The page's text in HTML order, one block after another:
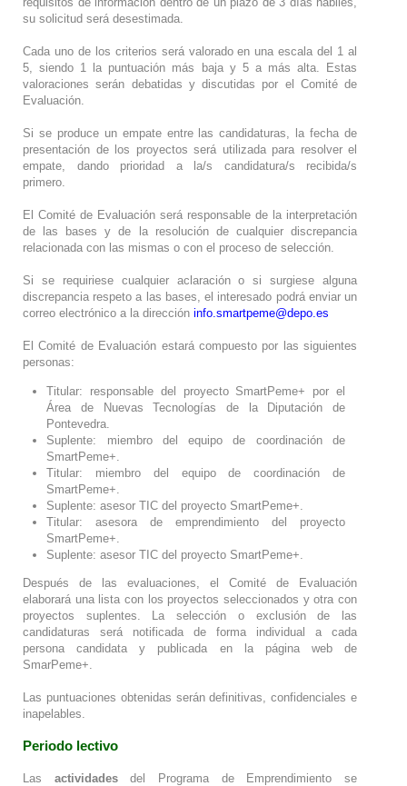
su solicitud será desestimada.
Cada uno de los criterios será valorado en una escala del 1 al
5, siendo 1 la puntuación más baja y 5 a más alta. Estas
valoraciones serán debatidas y discutidas por el Comité de
Evaluación.
Si se produce un empate entre las candidaturas, la fecha de
presentación de los proyectos será utilizada para resolver el
empate, dando prioridad a la/s candidatura/s recibida/s
primero.
El Comité de Evaluación será responsable de la interpretación
de las bases y de la resolución de cualquier discrepancia
relacionada con las mismas o con el proceso de selección.
Si se requiriese cualquier aclaración o si surgiese alguna
discrepancia respeto a las bases, el interesado podrá enviar un
correo electrónico a la dirección info.smartpeme@depo.es
El Comité de Evaluación estará compuesto por las siguientes
personas:
Titular: responsable del proyecto SmartPeme+ por el
Área de Nuevas Tecnologías de la Diputación de
Pontevedra.
Suplente: miembro del equipo de coordinación de
SmartPeme+.
Titular: miembro del equipo de coordinación de
SmartPeme+.
Suplente: asesor TIC del proyecto SmartPeme+.
Titular: asesora de emprendimiento del proyecto
SmartPeme+.
Suplente: asesor TIC del proyecto SmartPeme+.
Después de las evaluaciones, el Comité de Evaluación
elaborará una lista con los proyectos seleccionados y otra con
proyectos suplentes. La selección o exclusión de las
candidaturas será notificada de forma individual a cada
persona candidata y publicada en la página web de
SmarPeme+.
Las puntuaciones obtenidas serán definitivas, confidenciales e
inapelables.
Periodo lectivo
Las actividadesdel Programa de Emprendimiento se